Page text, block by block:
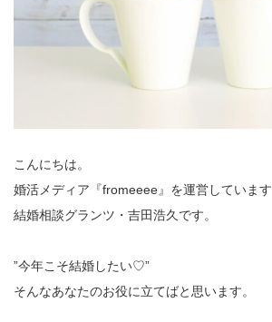
こんにちは。
婚活メディア『fromeeee』を運営しています
結婚相談グランツ・吉田浩久です。
”今年こそ結婚したい♡”
そんなあなたのお役に立てばと思います。